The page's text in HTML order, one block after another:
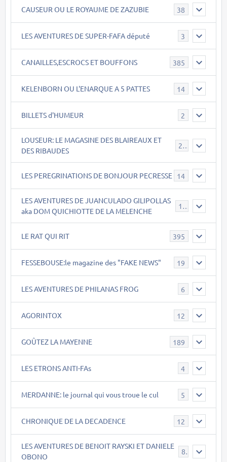
CAUSEUR OU LE ROYAUME DE ZAZUBIE 38
LES AVENTURES DE SUPER-FAFA député 3
CANAILLES,ESCROCS ET BOUFFONS 385
KELENBORN OU L'ENARQUE A 5 PATTES 14
BILLETS d'HUMEUR 2
LOUSEUR: LE MAGASINE DES BLAIREAUX ET
DES RIBAUDES
21
LES PEREGRINATIONS DE BONJOUR PECRESSE 14
LES AVENTURES DE JUANCULADO GILIPOLLAS
aka DOM QUICHIOTTE DE LA MELENCHE
119
LE RAT QUI RIT 395
FESSEBOUSE:le magazine des "FAKE NEWS" 19
LES AVENTURES DE PHILANAS FROG 6
AGORINTOX 12
GOÛTEZ LA MAYENNE 189
LES ETRONS ANTI-FAs 4
MERDANNE: le journal qui vous troue le cul 5
CHRONIQUE DE LA DECADENCE 12
LES AVENTURES DE BENOIT RAYSKI ET DANIELE
OBONO
8